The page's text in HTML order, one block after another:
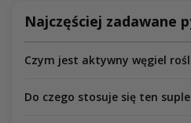
Najczęściej zadawane
Czym jest aktywny węgiel
Do czego stosuje się ten